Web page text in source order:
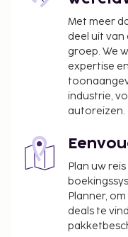
Met meer
deel uit
groep. We
expertise
industrie,
autoreizen.
Plan uw
Planner,
deals te